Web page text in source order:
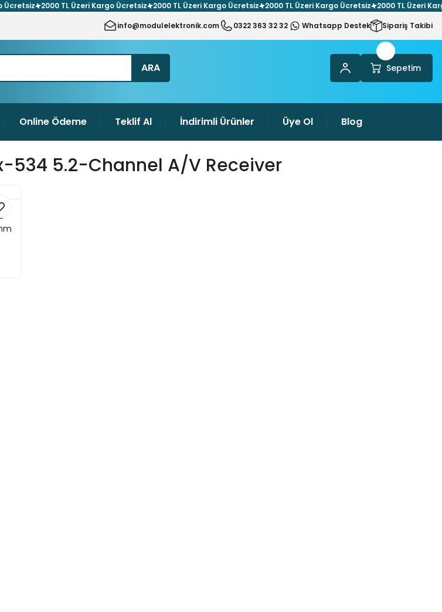
2000 TL Üzeri Kargo Ücretsiz 2000 TL Üzeri Kargo Ücretsiz 2000 TL Üzeri Kargo Ücretsiz 2000 TL Üzeri Kargo
info@modulelektronik.com 0322 363 32 32 Whatsapp Destek Sipariş Takibi
ARA Sepetim
Online Ödeme Teklif Al İndirimli Ürünler Üye Ol Blog
534 5.2-Channel A/v Receiver